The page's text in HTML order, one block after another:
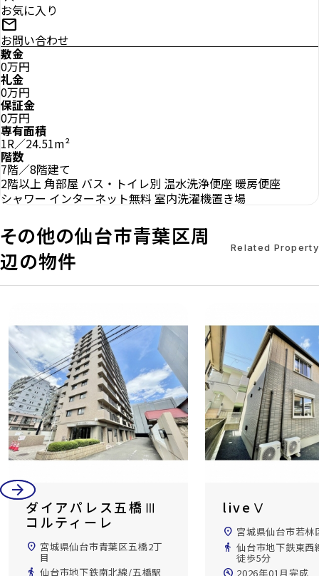
お気に入り
mail
お問い合わせ
敷金
0万円
礼金
0万円
保証金
0万円
専有面積
1R／24.51m²
階数
7階／8階建て
2階以上 角部屋 バス・トイレ別 温水洗浄便座 暖房便座
シャワー インターネット無料 室内洗濯機置き場
その他の仙台市青葉区周
辺の物件
Related Property
arrow_back
arrow_forward
liveⅤ
location_on 宮城県仙台市若林区表柴田町
directions_walk 仙台市地下鉄東西線/連坊駅
徒歩5分
build_circle 2026年01月完成
ザ・レジデ
location_on 宮城県仙台市青
丁目
directions_walk 東北新幹線/仙台